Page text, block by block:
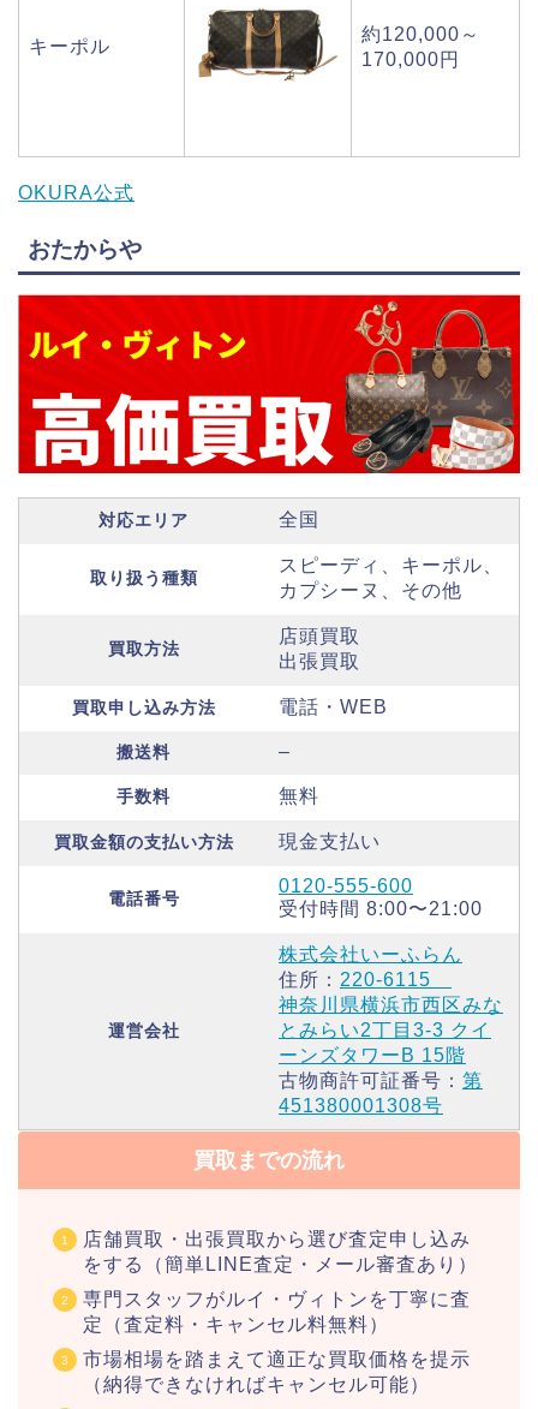
キーポル
約120,000～
170,000円
OKURA公式
おたからや
対応エリア 全国
取り扱う種類
スピーディ、キーポル、
カプシーヌ、その他
買取方法
店頭買取
出張買取
買取申し込み方法 電話・WEB
搬送料 –
手数料 無料
買取金額の支払い方法 現金支払い
電話番号
0120-555-600
受付時間 8:00〜21:00
運営会社
株式会社いーふらん
住所： 220-6115
神奈川県横浜市西区みな
とみらい2丁目3-3 クイ
ーンズタワーB 15階
古物商許可証番号： 第
451380001308号
買取までの流れ
店舗買取・出張買取から選び査定申し込み
をする（簡単LINE査定・メール審査あり）
専門スタッフがルイ・ヴィトンを丁寧に査
定（査定料・キャンセル料無料）
市場相場を踏まえて適正な買取価格を提示
（納得できなければキャンセル可能）